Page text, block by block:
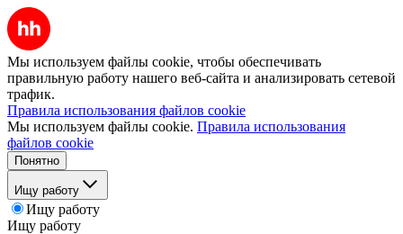
Мы используем файлы cookie, чтобы обеспечивать
правильную работу нашего веб-сайта и анализировать сетевой
трафик.
Правила использования файлов cookie
Мы используем файлы cookie. Правила использования
файлов cookie
Понятно
Ищу работу
Ищу работу
Ищу работу